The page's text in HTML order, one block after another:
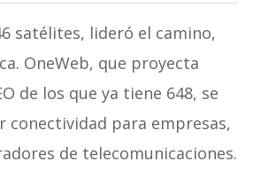
satélites, lideró el camino,
OneWeb, que proyecta
de los que ya tiene 648, se
conectividad para empresas,
de telecomunicaciones.